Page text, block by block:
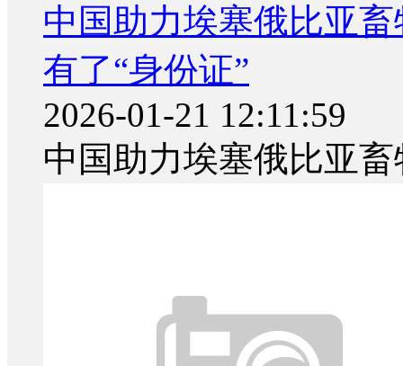
中国助力埃塞俄比亚
有了“身份证”
2026-01-21 12:11:59
中国助力埃塞俄比亚